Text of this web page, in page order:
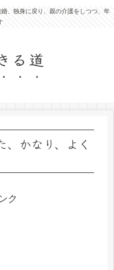
、独身に戻り、親の介護をしつつ、年
る道
かなり、よく
ク